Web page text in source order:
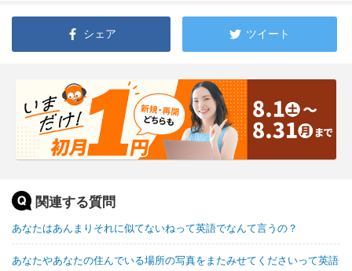
シェア ツイート
関連する質問
あなたはあんまりそれに似てないねって英語でなんて言うの？
あなたやあなたの住んでいる場所の写真をまたみせてくださいって英語